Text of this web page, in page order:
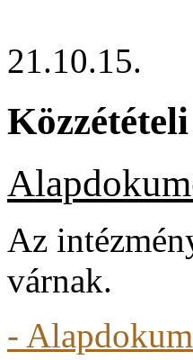
21.10.15.
Az
várnak.
-